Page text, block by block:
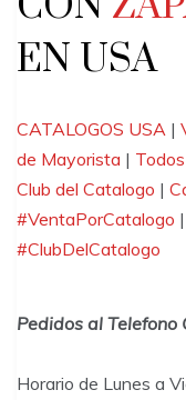
EN USA
CATALOGOS USA |
de Mayorista |
Club del Catalogo |
#VentaPorCatalogo |
#ClubDelCatalogo
Pedidos al
Horario de Lunes a